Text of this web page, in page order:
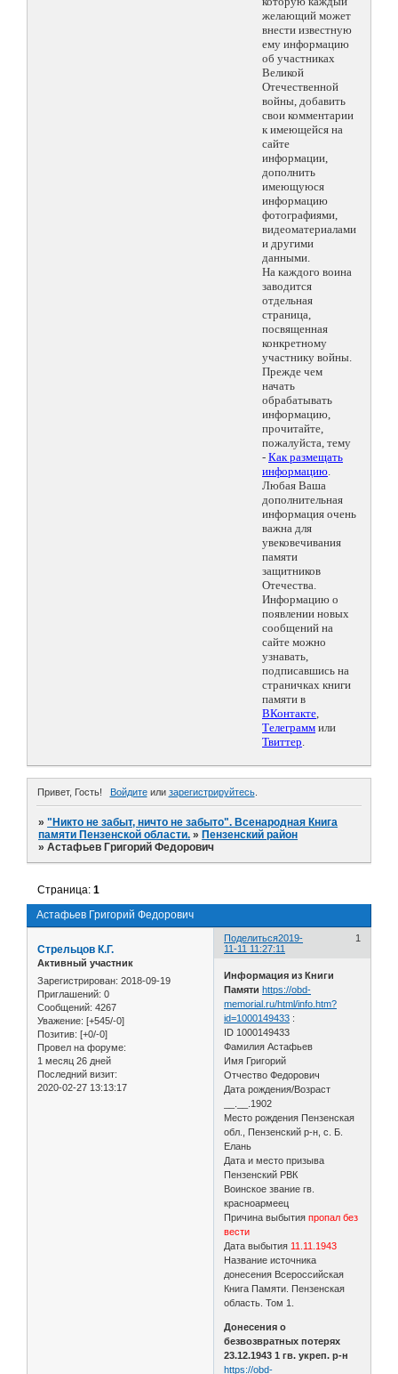
желающий может
внести известную
ему информацию
об участниках
Великой
Отечественной
войны, добавить
свои комментарии
к имеющейся на
сайте
информации,
дополнить
имеющуюся
информацию
фотографиями,
видеоматериалами
и другими
данными.
На каждого воина
заводится
отдельная
страница,
посвященная
конкретному
участнику войны.
Прежде чем
начать
обрабатывать
информацию,
прочитайте,
пожалуйста, тему
- Как размещать
информацию.
Любая Ваша
дополнительная
информация очень
важна для
увековечивания
памяти
защитников
Отечества.
Информацию о
появлении новых
сообщений на
сайте можно
узнавать,
подписавшись на
страничках книги
памяти в
ВКонтакте,
Телеграмм или
Твиттер.
Привет, Гость! Войдитеили зарегистрируйтесь.
»"Никто не забыт, ничто не забыто". Всенародная Книга
памяти Пензенской области. » Пензенский район
»Астафьев Григорий Федорович
Астафьев Григорий Федорович
Страница:1
Поделиться 1
2019-
11-11 11:27:11
Стрельцов К.Г.
Активный участник
Зарегистрирован: 2018-09-19
Приглашений: 0
Сообщений: 4267
Уважение: [+545/-0]
Позитив: [+0/-0]
Провел на форуме:
1 месяц 26 дней
Последний визит:
2020-02-27 13:13:17
Информация из Книги
Памяти https://obd-
memorial.ru/html/info.htm?
id=1000149433 :
ID 1000149433
Фамилия Астафьев
Имя Григорий
Отчество Федорович
Дата рождения/Возраст
__.__.1902
Место рождения Пензенская
обл., Пензенский р-н, с. Б.
Елань
Дата и место призыва
Пензенский РВК
Воинское звание гв.
красноармеец
Причина выбытияпропал без
вести
Дата выбытия 11.11.1943
Название источника
донесения Всероссийская
Книга Памяти. Пензенская
область. Том 1.
Донесения о
безвозвратных потерях
23.12.1943 1 гв. укреп. р-н
https://obd-